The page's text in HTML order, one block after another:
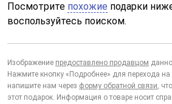
Посмотрите похожие подарки
воспользуйтесь поиском.
Изображение предоставлено продавцом
Нажмите кнопку «Подробнее» для перехода
напишите нам через форму обратной связи,
этот подарок. Информация о товаре носит